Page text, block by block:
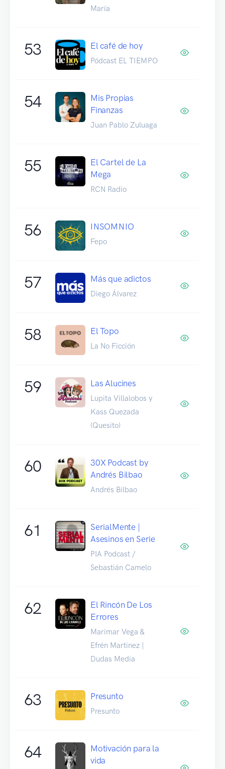
María
53 El café de hoy
Pódcast EL TIEMPO
54
Mis Propias
Finanzas
Juan Pablo Zuluaga
55
El Cartel de La
Mega
RCN Radio
56 INSOMNIO
Fepo
57 Más que adictos
Diego Álvarez
58 El Topo
La No Ficción
59 Las Alucines
Lupita Villalobos y
Kass Quezada
(Quesito)
60
30X Podcast by
Andrés Bilbao
Andrés Bilbao
61
SerialMente |
Asesinos en Serie
PIA Podcast /
Sebastián Camelo
62
El Rincón De Los
Errores
Marimar Vega &
Efrén Martinez |
Dudas Media
63 Presunto
Presunto
64
Motivación para la
vida